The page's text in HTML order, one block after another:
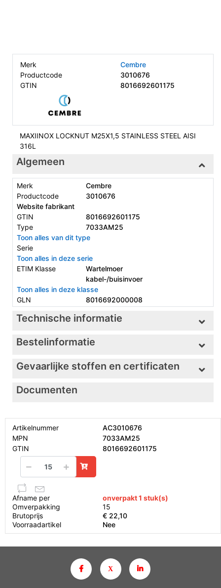
Merk
Cembre
Productcode
3010676
GTIN
8016692601175
MAXIINOX LOCKNUT M25X1,5 STAINLESS STEEL AISI
316L
Algemeen
Merk
Cembre
Productcode
3010676
Website fabrikant
GTIN
8016692601175
Type
7033AM25
Toon alles van dit type
Serie
Toon alles in deze serie
ETIM Klasse
Wartelmoer
kabel-/buisinvoer
Toon alles in deze klasse
GLN
8016692000008
Technische informatie
Bestelinformatie
Gevaarlijke stoffen en certificaten
Documenten
Artikelnummer
AC3010676
MPN
7033AM25
GTIN
8016692601175
Afname per
onverpakt 1 stuk(s)
Omverpakking
15
Brutoprijs
€ 22,10
Voorraadartikel
Nee